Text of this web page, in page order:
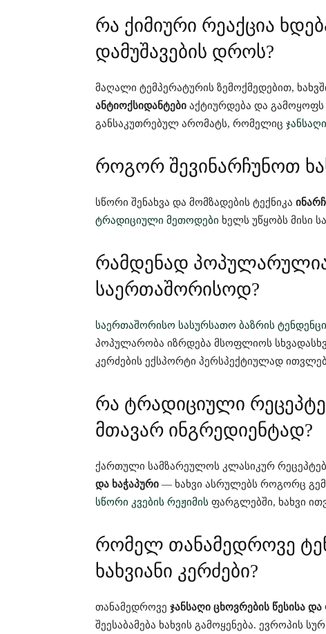
რა ქიმიური რეაქცია
დამუშავების დროს?
მაღალი ტემპერატურის ზემოქმედებით,
ანტიოქსიდანტები აქტიურდება და გამოყოფს
განსაკუთრებულ არომატს, რომელიც
როგორ შევინარჩუნოთ
სწორი შენახვა და მომზადების ტექნიკა
ტრადიციული მეთოდები ხელს უწყობს მისი
რამდენად პოპულარულია
საერთაშორისოდ?
საერთაშორისო სასურსათო ბაზრის
პოპულარობა იზრდება მსოფლიოს
კერძების ექსპორტი პერსპექტიულად
რა ტრადიციული
მთავარ ინგრედიენტად?
ქართული სამზარეულოს კლასიკურ
და ხაჭაპური — ხახვი ასრულებს როგორც
სწორი კვების რეჟიმის ფარგლებში, ხახვი
რომელ თანამედროვე
ხახვიანი კერძები?
თანამედროვე ჯანსაღი ცხოვრების წესისა და
შეესაბამება ხახვის გამოყენება. ევროპის